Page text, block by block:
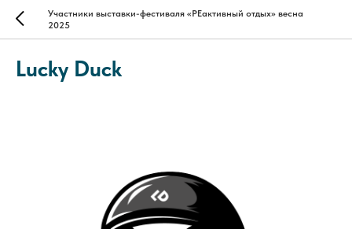
Участники выставки-фестиваля «РЕактивный отдых» весна
2025
Lucky Duck